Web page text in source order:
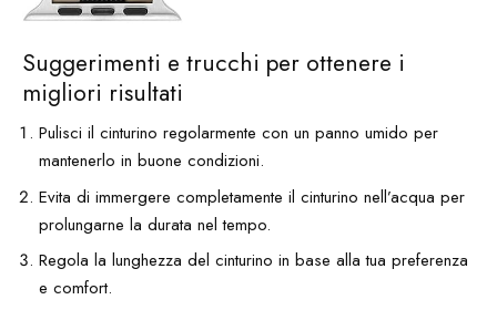
Suggerimenti e trucchi per ottenere i
migliori risultati
Pulisci il cinturino regolarmente con un panno umido per
mantenerlo in buone condizioni.
Evita di immergere completamente il cinturino nell’acqua per
prolungarne la durata nel tempo.
Regola la lunghezza del cinturino in base alla tua preferenza
e comfort.